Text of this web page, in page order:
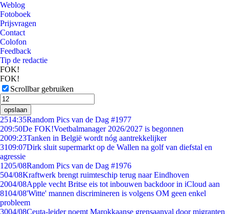
Weblog
Fotoboek
Prijsvragen
Contact
Colofon
Feedback
Tip de redactie
FOK!
FOK!
Scrollbar gebruiken
opslaan
2514:35Random Pics van de Dag #1977
209:50De FOK!Voetbalmanager 2026/2027 is begonnen
2009:23Tanken in België wordt nóg aantrekkelijker
3109:07Dirk sluit supermarkt op de Wallen na golf van diefstal en
agressie
1205/08Random Pics van de Dag #1976
504/08Kraftwerk brengt ruimteschip terug naar Eindhoven
2004/08Apple vecht Britse eis tot inbouwen backdoor in iCloud aan
8104/08'Witte' mannen discrimineren is volgens OM geen enkel
probleem
3004/08Ceuta-leider noemt Marokkaanse grensaanval door migranten